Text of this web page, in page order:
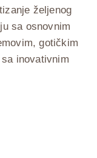
željenog
sa osnovnim
gotičkim
inovativnim